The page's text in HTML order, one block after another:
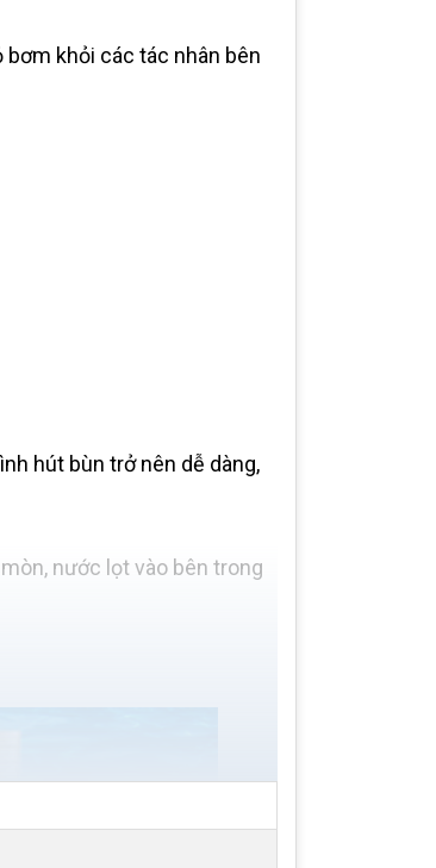
khỏi các tác nhân bên
hút bùn trở nên dễ dàng,
nước lọt vào bên trong